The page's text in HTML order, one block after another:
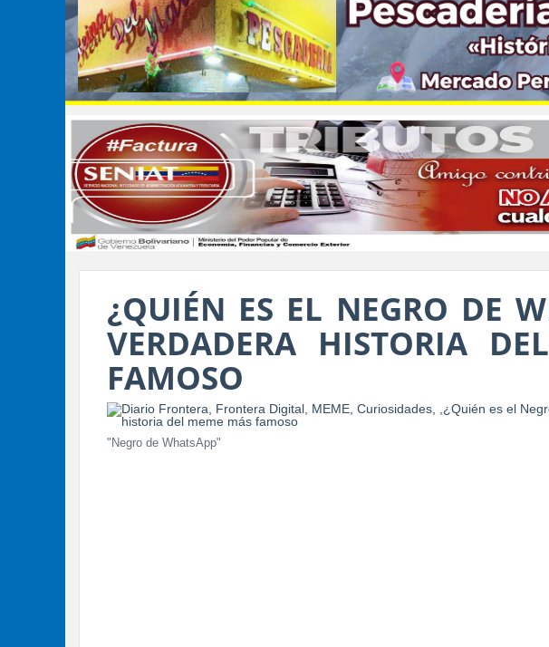
¿QUIÉN ES EL NEGRO DE
VERDADERA HISTORIA
FAMOSO
"Negro de WhatsApp"